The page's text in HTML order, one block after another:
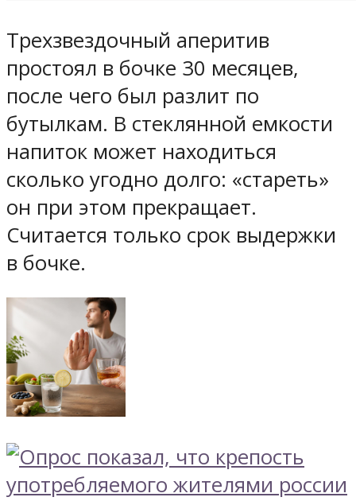
Трехзвездочный аперитив
простоял в бочке 30 месяцев,
после чего был разлит по
бутылкам. В стеклянной емкости
напиток может находиться
сколько угодно долго: «стареть»
он при этом прекращает.
Считается только срок выдержки
в бочке.